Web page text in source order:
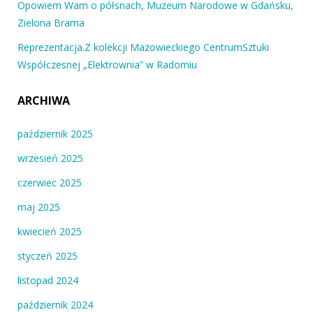
Opowiem Wam o półsnach, Muzeum Narodowe w Gdańsku,
Zielona Brama
Reprezentacja.Z kolekcji Mazowieckiego CentrumSztuki
Współczesnej „Elektrownia” w Radomiu
ARCHIWA
październik 2025
wrzesień 2025
czerwiec 2025
maj 2025
kwiecień 2025
styczeń 2025
listopad 2024
październik 2024